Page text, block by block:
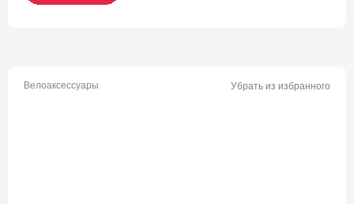
Велоаксессуары Убрать из избранного